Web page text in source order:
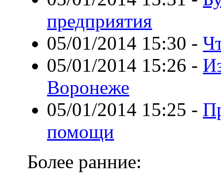
предприятия
05/01/2014 15:30 -
05/01/2014 15:26 -
Воронеже
05/01/2014 15:25 -
помощи
Более ранние: